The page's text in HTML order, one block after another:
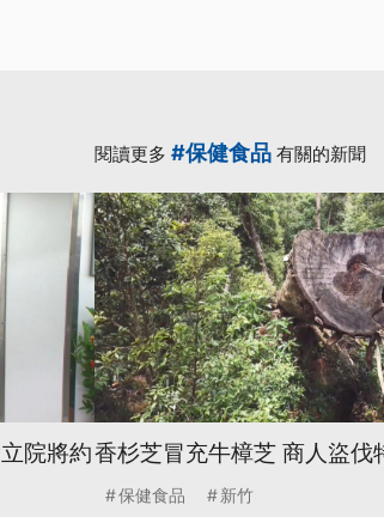
院將約
閱讀更多 #保健食品 有關的新聞
香杉芝冒充牛樟芝 商人盜伐
保健食品 新竹